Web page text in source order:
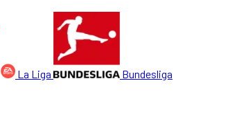
La Liga Bundesliga